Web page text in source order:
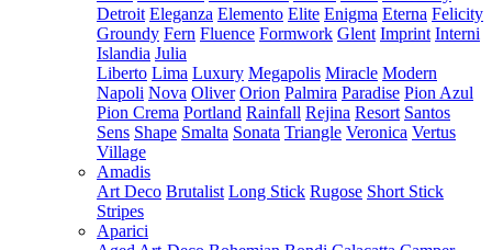
Detroit Eleganza Elemento Elite Enigma Eterna Felicity
Groundy Fern Fluence Formwork Glent Imprint Interni
Islandia Julia
Liberto Lima Luxury Megapolis Miracle Modern
Napoli Nova Oliver Orion Palmira Paradise Pion Azul
Pion Crema Portland Rainfall Rejina Resort Santos
Sens Shape Smalta Sonata Triangle Veronica Vertus
Village
Amadis
Art Deco Brutalist Long Stick Rugose Short Stick
Stripes
Aparici